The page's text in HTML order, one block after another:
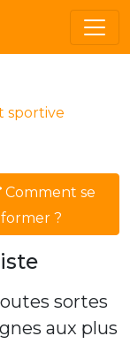
sportive
Comment se
former ?
sortes
aux plus